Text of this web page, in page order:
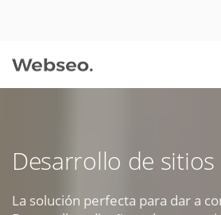
Desarrollo de sitios
La solución perfecta para dar a
09:30 AM A 18:30 PM
soporte@webseo.cl